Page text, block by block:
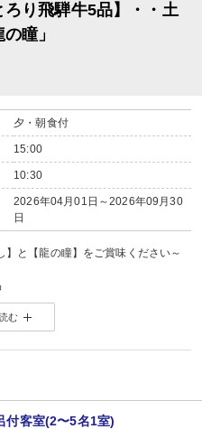
は使用できません。
。カップルの場合、カップル専用室
タクシー送迎があります。お問い合わ
９５０円／特日５５００円）朝食は２
り飛騨牛5品】・・土
瞳」
夕・朝食付
15:00
10:30
2026年04月01日～2026年09月30
日
と【龍の瞳】をご賞味ください～
泊の方のお料理内容で、
す。
む
客室(2〜5名1室)